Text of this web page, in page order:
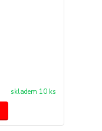
skladem 10 ks